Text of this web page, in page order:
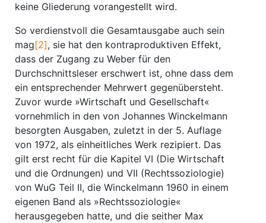
keine Gliederung vorangestellt wird.
So verdienstvoll die Gesamtausgabe auch sein
mag[2], sie hat den kontraproduktiven Effekt,
dass der Zugang zu Weber für den
Durchschnittsleser erschwert ist, ohne dass dem
ein entsprechender Mehrwert gegenübersteht.
Zuvor wurde »Wirtschaft und Gesellschaft«
vornehmlich in den von Johannes Winckelmann
besorgten Ausgaben, zuletzt in der 5. Auflage
von 1972, als einheitliches Werk rezipiert. Das
gilt erst recht für die Kapitel VI (Die Wirtschaft
und die Ordnungen) und VII (Rechtssoziologie)
von WuG Teil II, die Winckelmann 1960 in einem
eigenen Band als »Rechtssoziologie«
herausgegeben hatte, und die seither Max